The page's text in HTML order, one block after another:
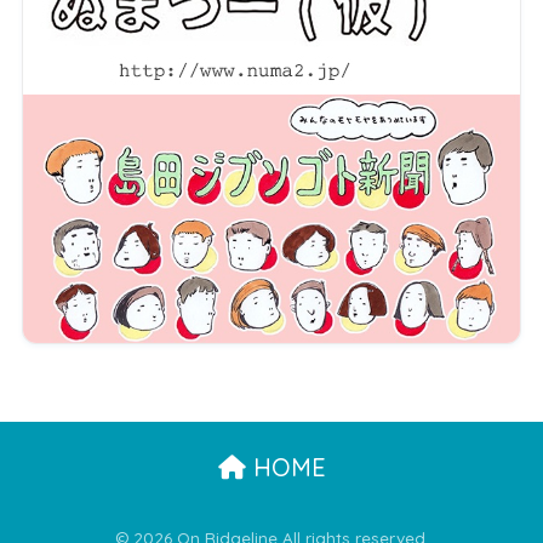
HOME
© 2026 On Ridgeline All rights reserved.